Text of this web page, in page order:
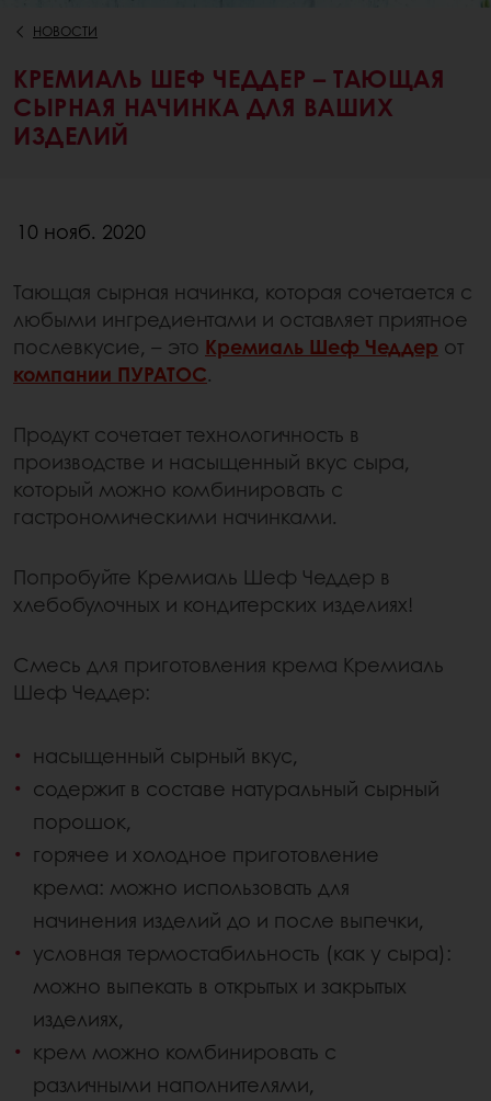
НОВОСТИ
КРЕМИАЛЬ ШЕФ ЧЕДДЕР – ТАЮЩАЯ
СЫРНАЯ НАЧИНКА ДЛЯ ВАШИХ
ИЗДЕЛИЙ
10 нояб. 2020
Тающая сырная начинка, которая сочетается с
любыми ингредиентами и оставляет приятное
послевкусие, – это Кремиаль Шеф Чеддер от
компании ПУРАТОС.
Продукт сочетает технологичность в
производстве и насыщенный вкус сыра,
который можно комбинировать с
гастрономическими начинками.
Попробуйте Кремиаль Шеф Чеддер в
хлебобулочных и кондитерских изделиях!
Смесь для приготовления крема Кремиаль
Шеф Чеддер:
насыщенный сырный вкус,
содержит в составе натуральный сырный
порошок,
горячее и холодное приготовление
крема: можно использовать для
начинения изделий до и после выпечки,
условная термостабильность (как у сыра):
можно выпекать в открытых и закрытых
изделиях,
крем можно комбинировать с
различными наполнителями,